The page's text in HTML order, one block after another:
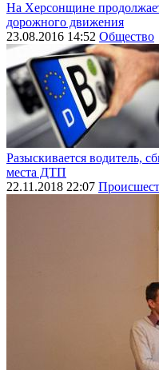
На Херсонщине
дорожного движения
23.08.2016 14:52 Общество
Разыскивается водитель,
места ДТП
22.11.2018 22:07